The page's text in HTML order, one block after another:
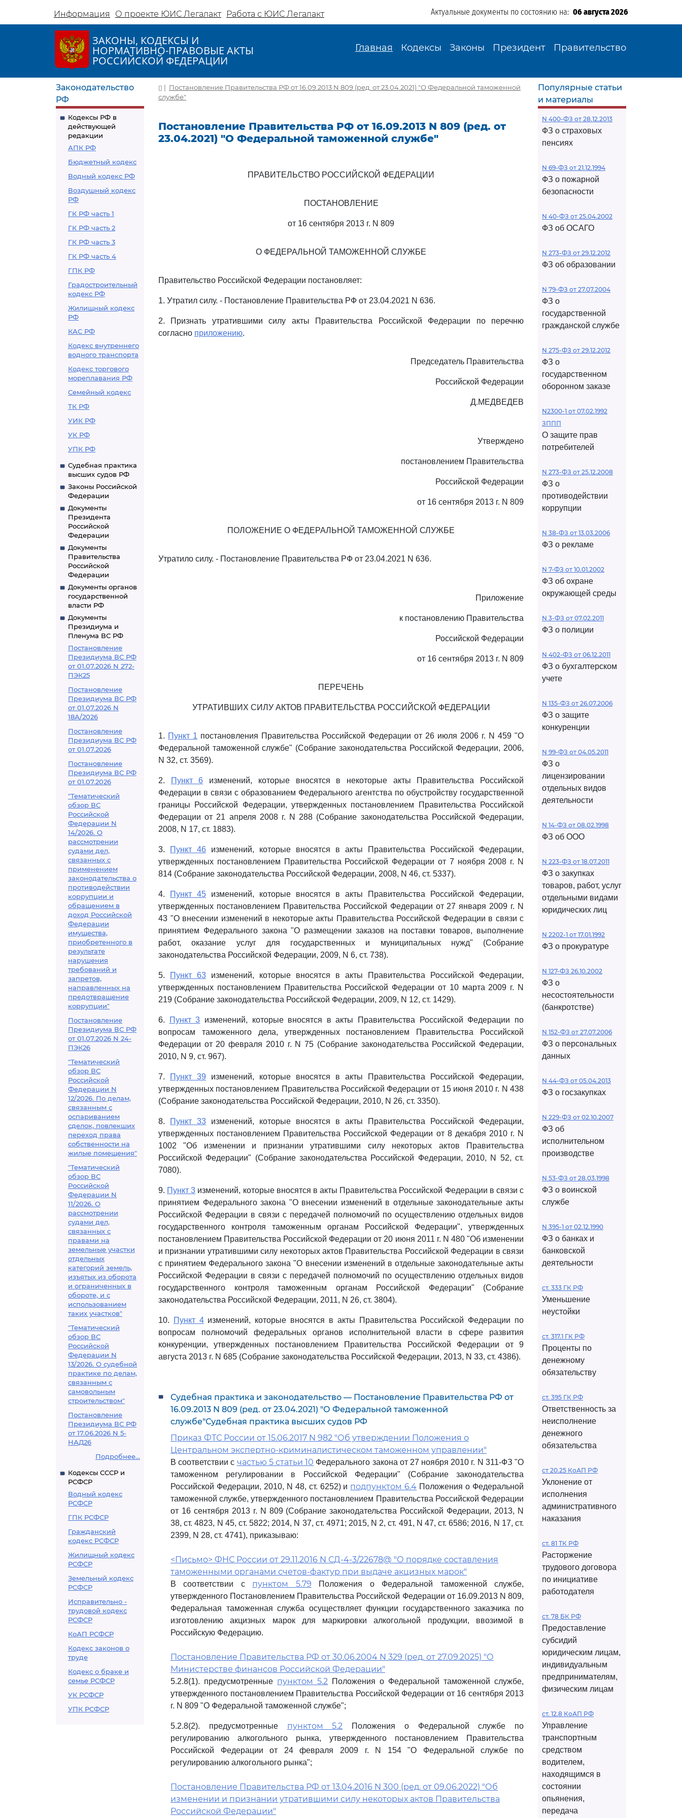
Информация О проекте ЮИС Легалакт Работа с ЮИС Легалакт Актуальные документы по состоянию на: 06 августа 2026
ЗАКОНЫ, КОДЕКСЫ И
НОРМАТИВНО-ПРАВОВЫЕ АКТЫ
РОССИЙСКОЙ ФЕДЕРАЦИИ
Главная Кодексы Законы Президент Правительство
Законодательство
РФ
Кодексы РФ в
действующей
редакции
АПК РФ
Бюджетный кодекс
Водный кодекс РФ
Воздушный кодекс
РФ
ГК РФ часть 1
ГК РФ часть 2
ГК РФ часть 3
ГК РФ часть 4
ГПК РФ
Градостроительный
кодекс РФ
Жилищный кодекс
РФ
КАС РФ
Кодекс внутреннего
водного транспорта
Кодекс торгового
мореплавания РФ
Семейный кодекс
ТК РФ
УИК РФ
УК РФ
УПК РФ
Судебная практика
высших судов РФ
Законы Российской
Федерации
Документы
Президента
Российской
Федерации
Документы
Правительства
Российской
Федерации
Документы органов
государственной
власти РФ
Документы
Президиума и
Пленума ВС РФ
Постановление
Президиума ВС РФ
от 01.07.2026 N 272-
ПЭК25
Постановление
Президиума ВС РФ
от 01.07.2026 N
18А/2026
Постановление
Президиума ВС РФ
от 01.07.2026
Постановление
Президиума ВС РФ
от 01.07.2026
"Тематический
обзор ВС
Российской
Федерации N
14/2026. О
рассмотрении
судами дел,
связанных с
применением
законодательства о
противодействии
коррупции и
обращением в
доход Российской
Федерации
имущества,
приобретенного в
результате
нарушения
требований и
запретов,
направленных на
предотвращение
коррупции"
Постановление
Президиума ВС РФ
от 01.07.2026 N 24-
ПЭК26
"Тематический
обзор ВС
Российской
Федерации N
12/2026. По делам,
связанным с
оспариванием
сделок, повлекших
переход права
собственности на
жилые помещения"
"Тематический
обзор ВС
Российской
Федерации N
11/2026. О
рассмотрении
судами дел,
связанных с
правами на
земельные участки
отдельных
категорий земель,
изъятых из оборота
и ограниченных в
обороте, и с
использованием
таких участков"
"Тематический
обзор ВС
Российской
Федерации N
13/2026. О судебной
практике по делам,
связанным с
самовольным
строительством"
Постановление
Президиума ВС РФ
от 17.06.2026 N 5-
НАД26
Подробнее...
Кодексы СССР и
РСФСР
Водный кодекс
РСФСР
ГПК РСФСР
Гражданский
кодекс РСФСР
Жилищный кодекс
РСФСР
Земельный кодекс
РСФСР
Исправительно -
трудовой кодекс
РСФСР
КоАП РСФСР
Кодекс законов о
труде
Кодекс о браке и
семье РСФСР
УК РСФСР
УПК РСФСР
| Постановление Правительства РФ от 16.09.2013 N 809 (ред. от 23.04.2021) "О Федеральной таможенной
службе"
Постановление Правительства РФ от 16.09.2013 N 809 (ред. от
23.04.2021) "О Федеральной таможенной службе"
ПРАВИТЕЛЬСТВО РОССИЙСКОЙ ФЕДЕРАЦИИ
ПОСТАНОВЛЕНИЕ
от 16 сентября 2013 г. N 809
О ФЕДЕРАЛЬНОЙ ТАМОЖЕННОЙ СЛУЖБЕ
Правительство Российской Федерации постановляет:
1. Утратил силу. - Постановление Правительства РФ от 23.04.2021 N 636.
2. Признать утратившими силу акты Правительства Российской Федерации по перечню
согласно приложению.
Председатель Правительства
Российской Федерации
Д.МЕДВЕДЕВ
Утверждено
постановлением Правительства
Российской Федерации
от 16 сентября 2013 г. N 809
ПОЛОЖЕНИЕ О ФЕДЕРАЛЬНОЙ ТАМОЖЕННОЙ СЛУЖБЕ
Утратило силу. - Постановление Правительства РФ от 23.04.2021 N 636.
Приложение
к постановлению Правительства
Российской Федерации
от 16 сентября 2013 г. N 809
ПЕРЕЧЕНЬ
УТРАТИВШИХ СИЛУ АКТОВ ПРАВИТЕЛЬСТВА РОССИЙСКОЙ ФЕДЕРАЦИИ
1. Пункт 1 постановления Правительства Российской Федерации от 26 июля 2006 г. N 459 "О
Федеральной таможенной службе" (Собрание законодательства Российской Федерации, 2006,
N 32, ст. 3569).
2. Пункт 6 изменений, которые вносятся в некоторые акты Правительства Российской
Федерации в связи с образованием Федерального агентства по обустройству государственной
границы Российской Федерации, утвержденных постановлением Правительства Российской
Федерации от 21 апреля 2008 г. N 288 (Собрание законодательства Российской Федерации,
2008, N 17, ст. 1883).
3. Пункт 46 изменений, которые вносятся в акты Правительства Российской Федерации,
утвержденных постановлением Правительства Российской Федерации от 7 ноября 2008 г. N
814 (Собрание законодательства Российской Федерации, 2008, N 46, ст. 5337).
4. Пункт 45 изменений, которые вносятся в акты Правительства Российской Федерации,
утвержденных постановлением Правительства Российской Федерации от 27 января 2009 г. N
43 "О внесении изменений в некоторые акты Правительства Российской Федерации в связи с
принятием Федерального закона "О размещении заказов на поставки товаров, выполнение
работ, оказание услуг для государственных и муниципальных нужд" (Собрание
законодательства Российской Федерации, 2009, N 6, ст. 738).
5. Пункт 63 изменений, которые вносятся в акты Правительства Российской Федерации,
утвержденных постановлением Правительства Российской Федерации от 10 марта 2009 г. N
219 (Собрание законодательства Российской Федерации, 2009, N 12, ст. 1429).
6. Пункт 3 изменений, которые вносятся в акты Правительства Российской Федерации по
вопросам таможенного дела, утвержденных постановлением Правительства Российской
Федерации от 20 февраля 2010 г. N 75 (Собрание законодательства Российской Федерации,
2010, N 9, ст. 967).
7. Пункт 39 изменений, которые вносятся в акты Правительства Российской Федерации,
утвержденных постановлением Правительства Российской Федерации от 15 июня 2010 г. N 438
(Собрание законодательства Российской Федерации, 2010, N 26, ст. 3350).
8. Пункт 33 изменений, которые вносятся в акты Правительства Российской Федерации,
утвержденных постановлением Правительства Российской Федерации от 8 декабря 2010 г. N
1002 "Об изменении и признании утратившими силу некоторых актов Правительства
Российской Федерации" (Собрание законодательства Российской Федерации, 2010, N 52, ст.
7080).
9. Пункт 3 изменений, которые вносятся в акты Правительства Российской Федерации в связи с
принятием Федерального закона "О внесении изменений в отдельные законодательные акты
Российской Федерации в связи с передачей полномочий по осуществлению отдельных видов
государственного контроля таможенным органам Российской Федерации", утвержденных
постановлением Правительства Российской Федерации от 20 июня 2011 г. N 480 "Об изменении
и признании утратившими силу некоторых актов Правительства Российской Федерации в связи
с принятием Федерального закона "О внесении изменений в отдельные законодательные акты
Российской Федерации в связи с передачей полномочий по осуществлению отдельных видов
государственного контроля таможенным органам Российской Федерации" (Собрание
законодательства Российской Федерации, 2011, N 26, ст. 3804).
10. Пункт 4изменений, которые вносятся в акты Правительства Российской Федерации по
вопросам полномочий федеральных органов исполнительной власти в сфере развития
конкуренции, утвержденных постановлением Правительства Российской Федерации от 9
августа 2013 г. N 685 (Собрание законодательства Российской Федерации, 2013, N 33, ст. 4386).
Судебная практика и законодательство — Постановление Правительства РФ от
16.09.2013 N 809 (ред. от 23.04.2021) "О Федеральной таможенной
службе"Судебная практика высших судов РФ
Приказ ФТС России от 15.06.2017 N 982 "Об утверждении Положения о
Центральном экспертно-криминалистическом таможенном управлении"
В соответствии с частью 5 статьи 10 Федерального закона от 27 ноября 2010 г. N 311-ФЗ "О
таможенном регулировании в Российской Федерации" (Собрание законодательства
Российской Федерации, 2010, N 48, ст. 6252) и подпунктом 6.4 Положения о Федеральной
таможенной службе, утвержденного постановлением Правительства Российской Федерации
от 16 сентября 2013 г. N 809 (Собрание законодательства Российской Федерации, 2013, N
38, ст. 4823, N 45, ст. 5822; 2014, N 37, ст. 4971; 2015, N 2, ст. 491, N 47, ст. 6586; 2016, N 17, ст.
2399, N 28, ст. 4741), приказываю:
<Письмо> ФНС России от 29.11.2016 N СД-4-3/22678@ "О порядке составления
таможенными органами счетов-фактур при выдаче акцизных марок"
В соответствии с пунктом 5.79 Положения о Федеральной таможенной службе,
утвержденного Постановлением Правительства Российской Федерации от 16.09.2013 N 809,
Федеральная таможенная служба осуществляет функции государственного заказчика по
изготовлению акцизных марок для маркировки алкогольной продукции, ввозимой в
Российскую Федерацию.
Постановление Правительства РФ от 30.06.2004 N 329 (ред. от 27.09.2025) "О
Министерстве финансов Российской Федерации"
5.2.8(1). предусмотренные пунктом 5.2 Положения о Федеральной таможенной службе,
утвержденного постановлением Правительства Российской Федерации от 16 сентября 2013
г. N 809 "О Федеральной таможенной службе";
5.2.8(2). предусмотренные пунктом 5.2 Положения о Федеральной службе по
регулированию алкогольного рынка, утвержденного постановлением Правительства
Российской Федерации от 24 февраля 2009 г. N 154 "О Федеральной службе по
регулированию алкогольного рынка";
Постановление Правительства РФ от 13.04.2016 N 300 (ред. от 09.06.2022) "Об
изменении и признании утратившими силу некоторых актов Правительства
Российской Федерации"
Популярные статьи
и материалы
N 400-ФЗ от 28.12.2013
ФЗ о страховых
пенсиях
N 69-ФЗ от 21.12.1994
ФЗ о пожарной
безопасности
N 40-ФЗ от 25.04.2002
ФЗ об ОСАГО
N 273-ФЗ от 29.12.2012
ФЗ об образовании
N 79-ФЗ от 27.07.2004
ФЗ о
государственной
гражданской службе
N 275-ФЗ от 29.12.2012
ФЗ о
государственном
оборонном заказе
N2300-1 от 07.02.1992
ЗППП
О защите прав
потребителей
N 273-ФЗ от 25.12.2008
ФЗ о
противодействии
коррупции
N 38-ФЗ от 13.03.2006
ФЗ о рекламе
N 7-ФЗ от 10.01.2002
ФЗ об охране
окружающей среды
N 3-ФЗ от 07.02.2011
ФЗ о полиции
N 402-ФЗ от 06.12.2011
ФЗ о бухгалтерском
учете
N 135-ФЗ от 26.07.2006
ФЗ о защите
конкуренции
N 99-ФЗ от 04.05.2011
ФЗ о
лицензировании
отдельных видов
деятельности
N 14-ФЗ от 08.02.1998
ФЗ об ООО
N 223-ФЗ от 18.07.2011
ФЗ о закупках
товаров, работ, услуг
отдельными видами
юридических лиц
N 2202-1 от 17.01.1992
ФЗ о прокуратуре
N 127-ФЗ 26.10.2002
ФЗ о
несостоятельности
(банкротстве)
N 152-ФЗ от 27.07.2006
ФЗ о персональных
данных
N 44-ФЗ от 05.04.2013
ФЗ о госзакупках
N 229-ФЗ от 02.10.2007
ФЗ об
исполнительном
производстве
N 53-ФЗ от 28.03.1998
ФЗ о воинской
службе
N 395-1 от 02.12.1990
ФЗ о банках и
банковской
деятельности
ст. 333 ГК РФ
Уменьшение
неустойки
ст. 317.1 ГК РФ
Проценты по
денежному
обязательству
ст. 395 ГК РФ
Ответственность за
неисполнение
денежного
обязательства
ст 20.25 КоАП РФ
Уклонение от
исполнения
административного
наказания
ст. 81 ТК РФ
Расторжение
трудового договора
по инициативе
работодателя
ст. 78 БК РФ
Предоставление
субсидий
юридическим лицам,
индивидуальным
предпринимателям,
физическим лицам
ст. 12.8 КоАП РФ
Управление
транспортным
средством
водителем,
находящимся в
состоянии
опьянения,
передача